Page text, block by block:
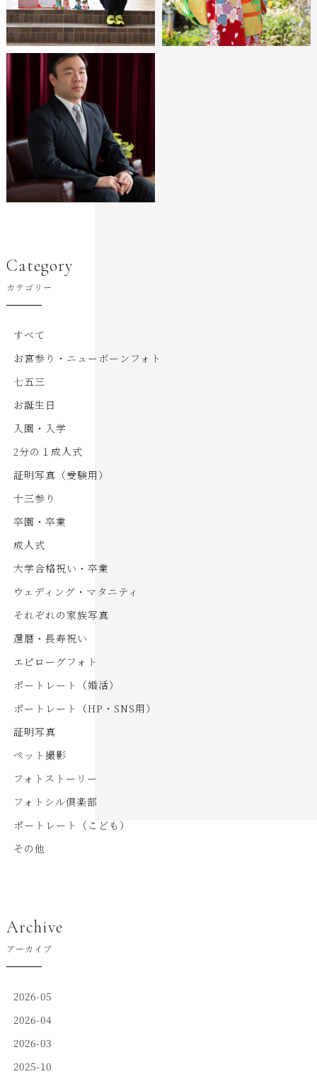
Category
カテゴリー
すべて
お宮参り・ニューボーンフォト
七五三
お誕生日
入園・入学
2分の１成人式
証明写真（受験用）
十三参り
卒園・卒業
成人式
大学合格祝い・卒業
ウェディング・マタニティ
それぞれの家族写真
還暦・長寿祝い
エピローグフォト
ポートレート（婚活）
ポートレート（HP・SNS用）
証明写真
ペット撮影
フォトストーリー
フォトシル倶楽部
ポートレート（こども）
その他
Archive
アーカイブ
2026-05
2026-04
2026-03
2025-10